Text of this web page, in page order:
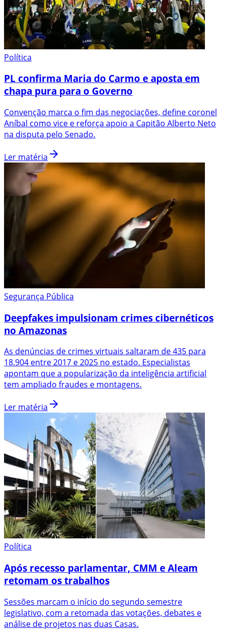
Política
PL confirma Maria do Carmo e aposta em
chapa pura para o Governo
Convenção marca o fim das negociações, define coronel
Aníbal como vice e reforça apoio a Capitão Alberto Neto
na disputa pelo Senado.
Ler matéria
Segurança Pública
Deepfakes impulsionam crimes cibernéticos
no Amazonas
As denúncias de crimes virtuais saltaram de 435 para
18.904 entre 2017 e 2025 no estado. Especialistas
apontam que a popularização da inteligência artificial
tem ampliado fraudes e montagens.
Ler matéria
Política
Após recesso parlamentar, CMM e Aleam
retomam os trabalhos
Sessões marcam o início do segundo semestre
legislativo, com a retomada das votações, debates e
análise de projetos nas duas Casas.